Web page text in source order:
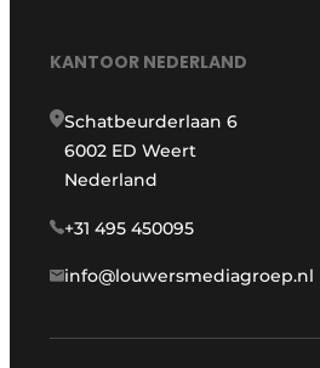
KANTOOR NEDERLAND
Schatbeurderlaan 6
6002 ED Weert
Nederland
+31 495 450095
info@louwersmediagroep.nl